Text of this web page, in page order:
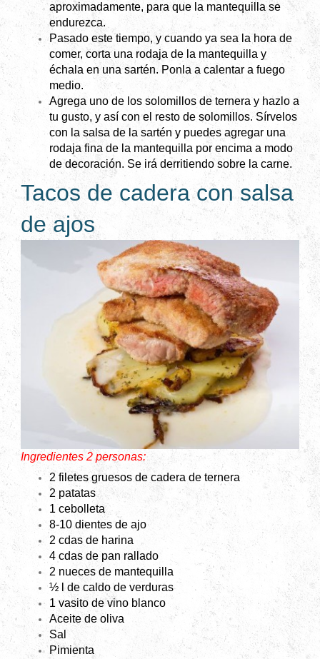
aproximadamente, para que la mantequilla se
endurezca.
Pasado este tiempo, y cuando ya sea la hora de
comer, corta una rodaja de la mantequilla y
échala en una sartén. Ponla a calentar a fuego
medio.
Agrega uno de los solomillos de ternera y hazlo a
tu gusto, y así con el resto de solomillos. Sírvelos
con la salsa de la sartén y puedes agregar una
rodaja fina de la mantequilla por encima a modo
de decoración. Se irá derritiendo sobre la carne.
Tacos de cadera con salsa
de ajos
Ingredientes 2 personas:
2 filetes gruesos de cadera de ternera
2 patatas
1 cebolleta
8-10 dientes de ajo
2 cdas de harina
4 cdas de pan rallado
2 nueces de mantequilla
½ l de caldo de verduras
1 vasito de vino blanco
Aceite de oliva
Sal
Pimienta